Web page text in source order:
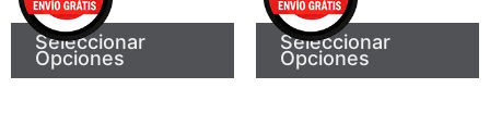
Seleccionar
Opciones
Seleccionar
Opciones